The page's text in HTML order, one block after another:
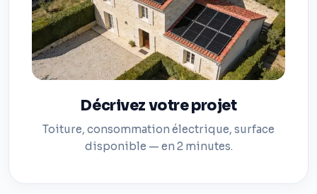
Décrivez votre projet
Toiture, consommation électrique, surface
disponible — en 2 minutes.